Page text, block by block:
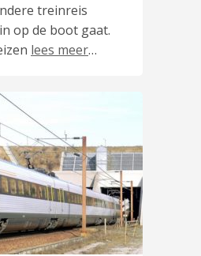
treinreis
op de boot gaat.
lees meer…